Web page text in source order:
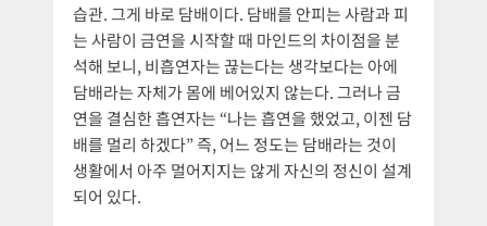
습관. 그게 바로 담배이다. 담배를 안피는 사람과 피
는 사람이 금연을 시작할 때 마인드의 차이점을 분
석해 보니, 비흡연자는 끊는다는 생각보다는 아에
담배라는 자체가 몸에 베어있지 않는다. 그러나 금
연을 결심한 흡연자는 “나는 흡연을 했었고, 이젠 담
배를 멀리 하겠다” 즉, 어느 정도는 담배라는 것이
생활에서 아주 멀어지지는 않게 자신의 정신이 설계
되어 있다.